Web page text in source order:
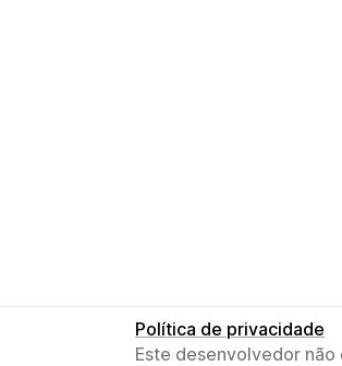
Política de privacidade
Este desenvolvedor